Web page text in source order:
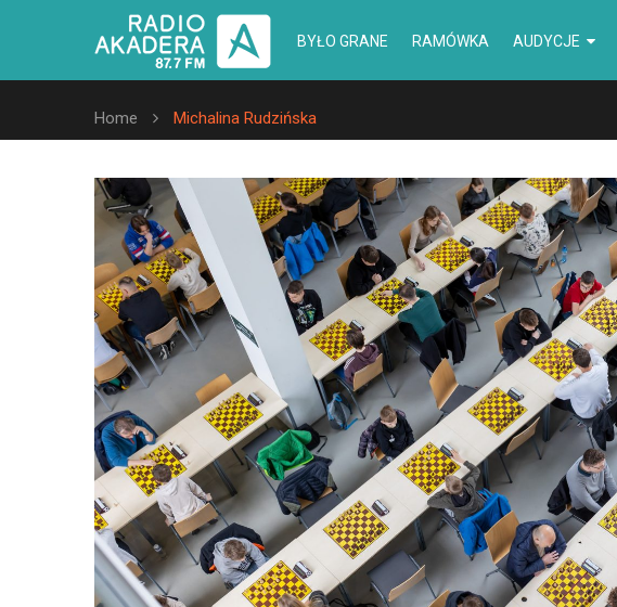
BYŁO GRANE RAMÓWKA AUDYCJE
Home Michalina Rudzińska